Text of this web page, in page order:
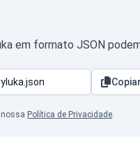
em formato JSON
Copiar
nossa Política de Privacidade.